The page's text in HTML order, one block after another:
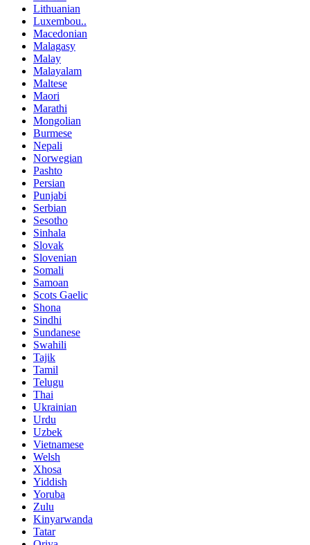
Lithuanian
Luxembou..
Macedonian
Malagasy
Malay
Malayalam
Maltese
Maori
Marathi
Mongolian
Burmese
Nepali
Norwegian
Pashto
Persian
Punjabi
Serbian
Sesotho
Sinhala
Slovak
Slovenian
Somali
Samoan
Scots Gaelic
Shona
Sindhi
Sundanese
Swahili
Tajik
Tamil
Telugu
Thai
Ukrainian
Urdu
Uzbek
Vietnamese
Welsh
Xhosa
Yiddish
Yoruba
Zulu
Kinyarwanda
Tatar